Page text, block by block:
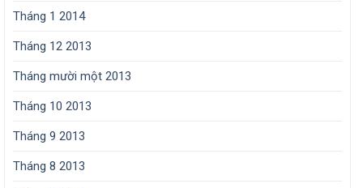
Tháng 1 2014
Tháng 12 2013
Tháng mười một 2013
Tháng 10 2013
Tháng 9 2013
Tháng 8 2013